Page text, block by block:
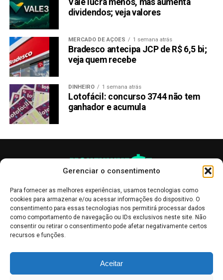
Gerenciar o consentimento
Para fornecer as melhores experiências, usamos tecnologias como
cookies para armazenar e/ou acessar informações do dispositivo. O
consentimento para essas tecnologias nos permitirá processar dados
como comportamento de navegação ou IDs exclusivos neste site. Não
consentir ou retirar o consentimento pode afetar negativamente certos
recursos e funções.
Aceitar
Vale lucra menos, mas aumenta
dividendos; veja valores
MERCADO DE AÇÕES 1 semana atrás
Bradesco antecipa JCP de R$ 6,5 bi;
veja quem recebe
DINHEIRO 1 semana atrás
Lotofácil: concurso 3744 não tem
ganhador e acumula
informativo, servindo como boletins de divulgação, e não devem ser
interpretadas como recomendações de investimento.Leia mais